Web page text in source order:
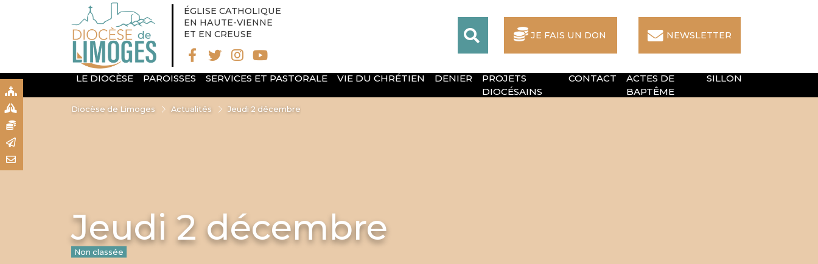
ÉGLISE CATHOLIQUE
EN HAUTE-VIENNE
ET EN CREUSE
JE FAIS UN DON NEWSLETTER
LE DIOCÈSE PAROISSES SERVICES ET PASTORALE VIE DU CHRÉTIEN DENIER
PROJETS
DIOCÉSAINS
CONTACT
ACTES DE
BAPTÊME
SILLON
Diocèse de Limoges Actualités Jeudi 2 décembre
Jeudi 2 décembre
Non classée